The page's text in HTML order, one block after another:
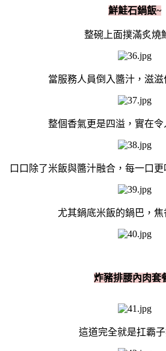
鮮鮭石鍋飯~
整碗上面撲滿炙燒
當服務人員倒入醬汁，滋
整個香氣更是四溢，實在令
口口除了米飯與醬汁融合，每一口
尤其鍋底米飯的鍋巴，焦
炸豬排腰內肉套
這道完全就是扛霸